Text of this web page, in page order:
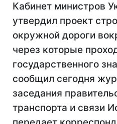
Кабинет министров
утвердил проект
окружной дороги
через которые
государственного
сообщил сегодня
заседания
транспорта и связи